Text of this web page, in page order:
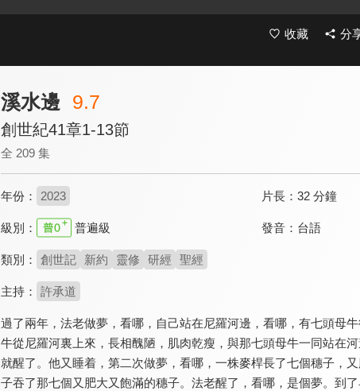
收藏 分
溪水邊 9.7
創世紀41章1-13節
全 209 集
年份： 2023 片長： 32 分鐘
級別： 普遍級 發音： 台語
類別： 創世記 新約 靈修 研經 聖經
主持： 許承道
過了兩年，法老做夢，看哪，自己站在尼羅河邊，看哪，有七頭母
牛從尼羅河裏上來，長相醜陋，肌肉乾瘦，與那七頭母牛一同站在
就醒了。他又睡着，第二次做夢，看哪，一株麥桿長了七個穗子，
子吞了那七個又肥大又飽滿的穗子。法老醒了，看哪，是個夢。到